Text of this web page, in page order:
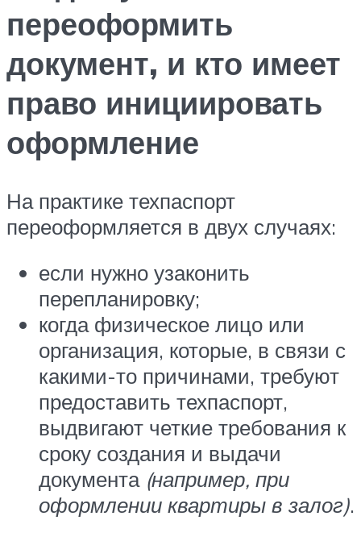
переоформить
документ, и кто имеет
право инициировать
оформление
На практике техпаспорт
переоформляется в двух случаях:
если нужно узаконить
перепланировку;
когда физическое лицо или
организация, которые, в связи с
какими-то причинами, требуют
предоставить техпаспорт,
выдвигают четкие требования к
сроку создания и выдачи
документа (например, при
оформлении квартиры в залог).